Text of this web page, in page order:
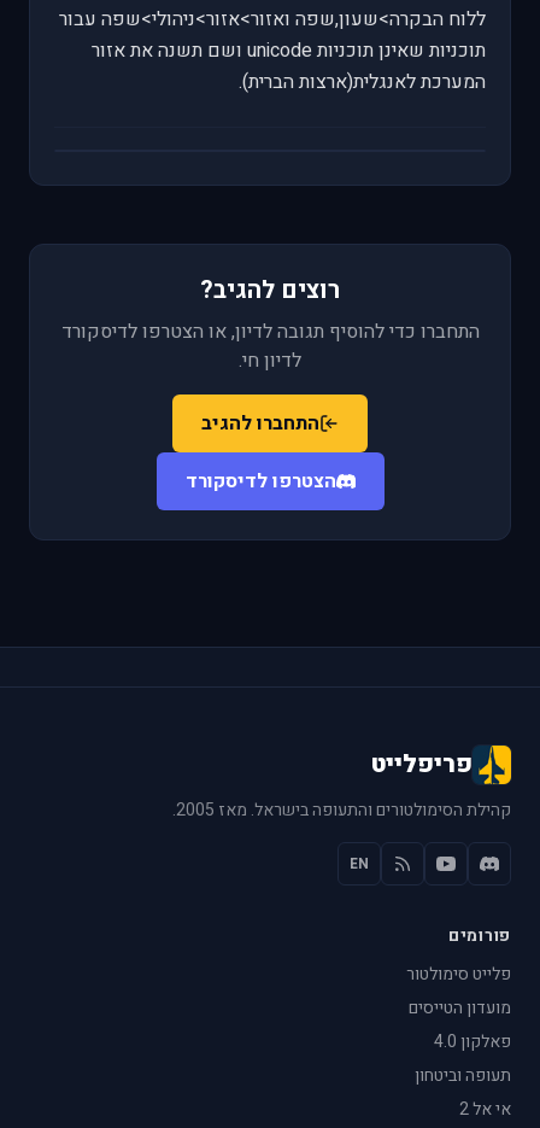
ללוח הבקרה>שעון,שפה ואזור>אזור>ניהולי>שפה עבור
תוכניות שאינן תוכניות unicode ושם תשנה את אזור
המערכת לאנגלית(ארצות הברית).
רוצים להגיב?
התחברו כדי להוסיף תגובה לדיון, או הצטרפו לדיסקורד
לדיון חי.
התחברו להגיב
הצטרפו לדיסקורד
פריפלייט
קהילת הסימולטורים והתעופה בישראל. מאז 2005.
EN
פורומים
פלייט סימולטור
מועדון הטייסים
פאלקון 4.0
תעופה וביטחון
אי אל 2